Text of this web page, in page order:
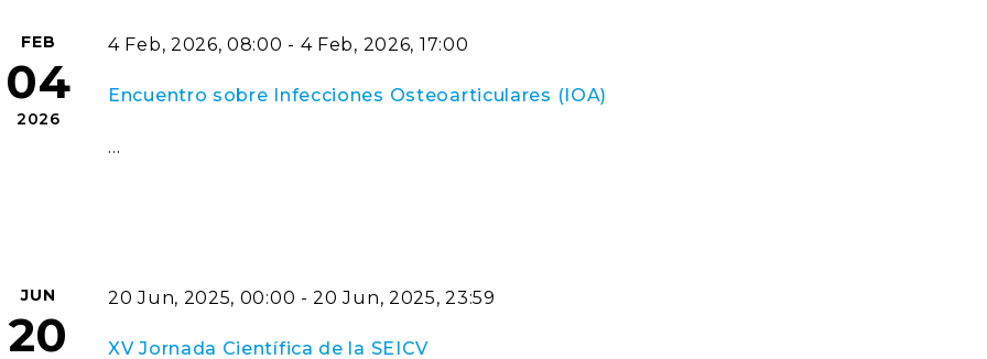
FEB
04
2026
4 Feb, 2026, 08:00 - 4 Feb, 2026, 17:00
Encuentro sobre Infecciones Osteoarticulares (IOA)
…
JUN
20
20 Jun, 2025, 00:00 - 20 Jun, 2025, 23:59
XV Jornada Científica de la SEICV